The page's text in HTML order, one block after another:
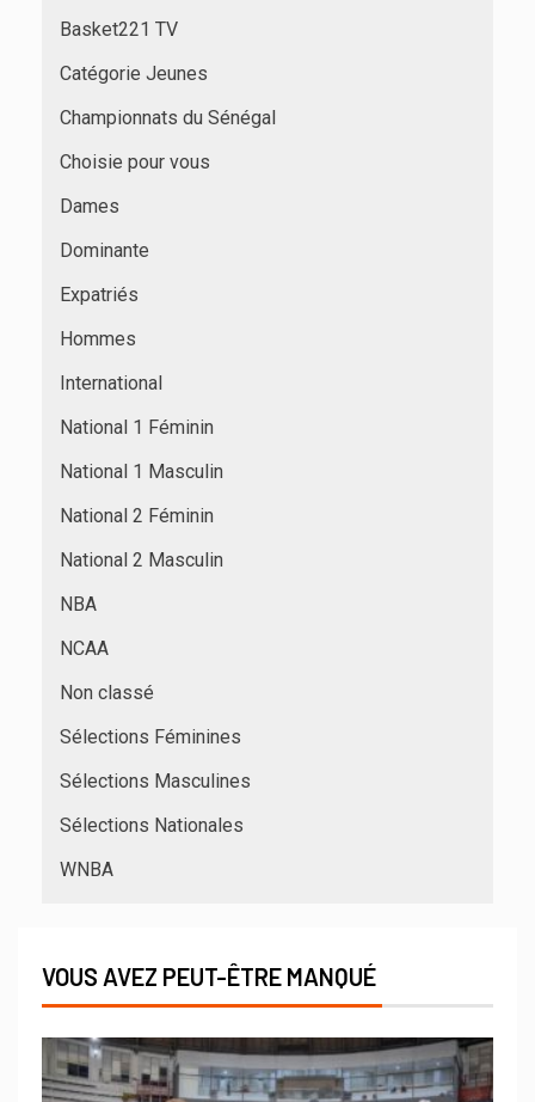
Basket221 TV
Catégorie Jeunes
Championnats du Sénégal
Choisie pour vous
Dames
Dominante
Expatriés
Hommes
International
National 1 Féminin
National 1 Masculin
National 2 Féminin
National 2 Masculin
NBA
NCAA
Non classé
Sélections Féminines
Sélections Masculines
Sélections Nationales
WNBA
VOUS AVEZ PEUT-ÊTRE MANQUÉ